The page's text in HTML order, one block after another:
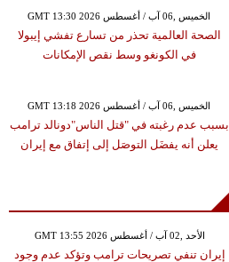
GMT 13:30 2026 الخميس ,06 آب / أغسطس
الصحة العالمية تحذر من تسارع تفشي إيبولا
في الكونغو وسط نقص الإمكانات
GMT 13:18 2026 الخميس ,06 آب / أغسطس
بسبب عدم رغبته في "قتل الناس"دونالد ترامب
يعلن أنه يفضَل التوصَل إلى إتفاق مع إيران
GMT 13:55 2026 الأحد ,02 آب / أغسطس
إيران تنفي تصريحات ترامب وتؤكد عدم وجود